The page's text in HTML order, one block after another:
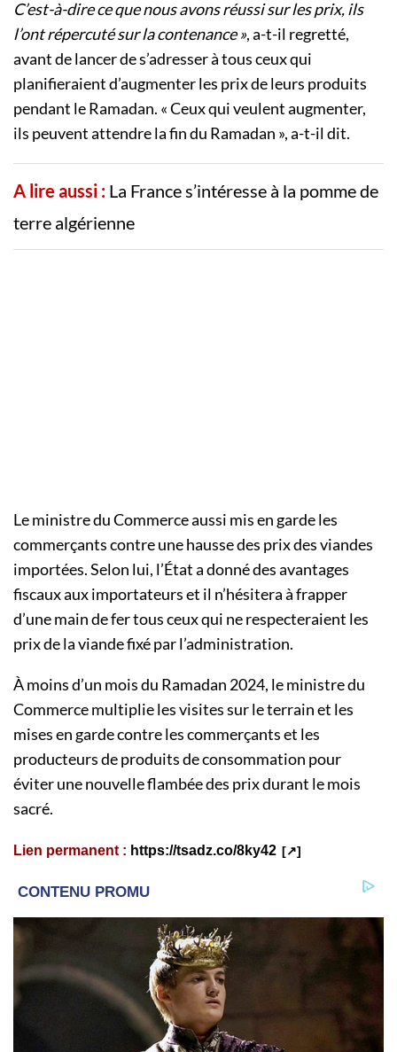
C’est-à-dire ce que nous avons réussi sur les prix, ils
l’ont répercuté sur la contenance », a-t-il regretté,
avant de lancer de s’adresser à tous ceux qui
planifieraient d’augmenter les prix de leurs produits
pendant le Ramadan. « Ceux qui veulent augmenter,
ils peuvent attendre la fin du Ramadan », a-t-il dit.
A lire aussi : La France s’intéresse à la pomme de
terre algérienne
Le ministre du Commerce aussi mis en garde les
commerçants contre une hausse des prix des viandes
importées. Selon lui, l’État a donné des avantages
fiscaux aux importateurs et il n’hésitera à frapper
d’une main de fer tous ceux qui ne respecteraient les
prix de la viande fixé par l’administration.
À moins d’un mois du Ramadan 2024, le ministre du
Commerce multiplie les visites sur le terrain et les
mises en garde contre les commerçants et les
producteurs de produits de consommation pour
éviter une nouvelle flambée des prix durant le mois
sacré.
Lien permanent : https://tsadz.co/8ky42